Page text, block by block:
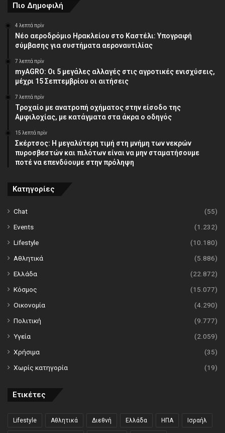
Πιο Δημοφιλή
4 λεπτά πρίν
Νέο αεροδρόμιο Ηρακλείου στο Καστέλι: Υπογραφή
σύμβασης για συστήματα αεροναυτιλίας
7 λεπτά πρίν
myAGRO: Οι 5 μεγάλες αλλαγές στις αγροτικές ενισχύσεις,
μέχρι 15 Σεπτεμβρίου οι αιτήσεις
7 λεπτά πρίν
Τροχαίο με ανατροπή οχήματος στην είσοδο της
Αμφιλοχίας, με κατάγματα στα άκρα ο οδηγός
15 λεπτά πρίν
Σκέρτσος: Η μεγαλύτερη τιμή στη μνήμη των νεκρών
πυροσβεστών και πιλότων είναι να μην σταματήσουμε
ποτέ να επενδύουμε στην πρόληψη
Κατηγορίες
Chat
(55)
Events
(1.232)
Lifestyle
(10.180)
Αθλητικά
(5.886)
Ελλάδα
(22.872)
Κόσμος
(15.077)
Οικονομία
(4.290)
Πολιτική
(9.777)
Υγεία
(2.059)
Χρήσιμα
(35)
Χωρίς κατηγορία
(19)
Ετικέτες
Lifestyle Αθλητικά Διεθνή Ελλάδα ΗΠΑ Ισραήλ